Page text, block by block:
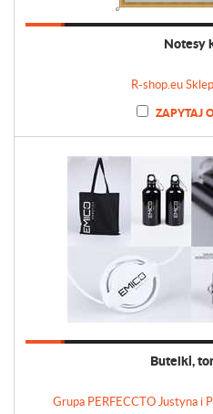
Notesy
R-shop.eu
ZAPYTAJ
Butelki,
Grupa PERFECCTO Justyna i